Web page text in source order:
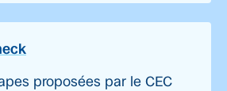
proposées par le CEC